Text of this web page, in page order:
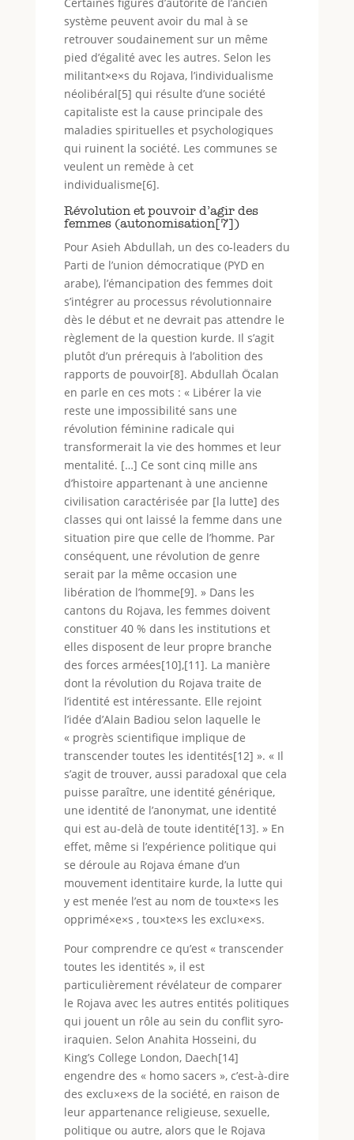
système peuvent avoir du mal à se
retrouver soudainement sur un même
pied d’égalité avec les autres. Selon les
militant×e×s du Rojava, l’individualisme
néolibéral[5] qui résulte d’une société
capitaliste est la cause principale des
maladies spirituelles et psychologiques
qui ruinent la société. Les communes se
veulent un remède à cet
individualisme[6].
Révolution et pouvoir d’agir des
femmes (autonomisation[7])
Pour Asieh Abdullah, un des co-leaders du
Parti de l’union démocratique (PYD en
arabe), l’émancipation des femmes doit
s’intégrer au processus révolutionnaire
dès le début et ne devrait pas attendre le
règlement de la question kurde. Il s’agit
plutôt d’un prérequis à l’abolition des
rapports de pouvoir[8]. Abdullah Öcalan
en parle en ces mots : « Libérer la vie
reste une impossibilité sans une
révolution féminine radicale qui
transformerait la vie des hommes et leur
mentalité. […] Ce sont cinq mille ans
d’histoire appartenant à une ancienne
civilisation caractérisée par [la lutte] des
classes qui ont laissé la femme dans une
situation pire que celle de l’homme. Par
conséquent, une révolution de genre
serait par la même occasion une
libération de l’homme[9]. » Dans les
cantons du Rojava, les femmes doivent
constituer 40 % dans les institutions et
elles disposent de leur propre branche
des forces armées[10],[11]. La manière
dont la révolution du Rojava traite de
l’identité est intéressante. Elle rejoint
l’idée d’Alain Badiou selon laquelle le
« progrès scientifique implique de
transcender toutes les identités[12] ». « Il
s’agit de trouver, aussi paradoxal que cela
puisse paraître, une identité générique,
une identité de l’anonymat, une identité
qui est au-delà de toute identité[13]. » En
effet, même si l’expérience politique qui
se déroule au Rojava émane d’un
mouvement identitaire kurde, la lutte qui
y est menée l’est au nom de tou×te×s les
opprimé×e×s , tou×te×s les exclu×e×s.
Pour comprendre ce qu’est « transcender
toutes les identités », il est
particulièrement révélateur de comparer
le Rojava avec les autres entités politiques
qui jouent un rôle au sein du conflit syro-
iraquien. Selon Anahita Hosseini, du
King’s College London, Daech[14]
engendre des « homo sacers », c’est-à-dire
des exclu×e×s de la société, en raison de
leur appartenance religieuse, sexuelle,
politique ou autre, alors que le Rojava